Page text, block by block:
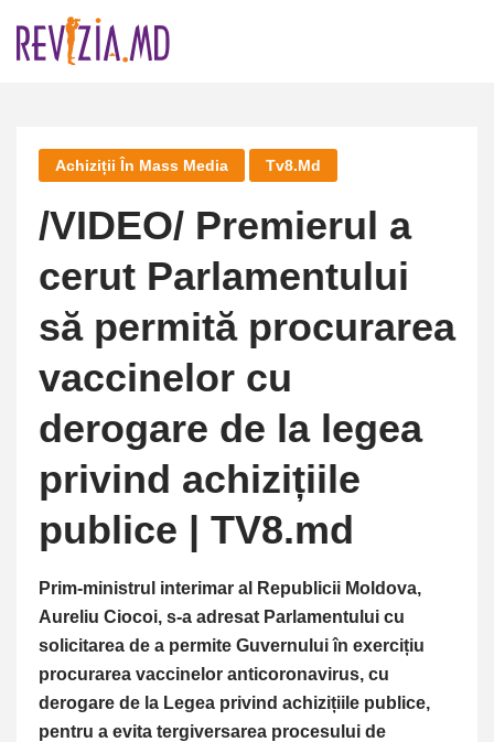
Achiziții În Mass Media Tv8.md
/VIDEO/ Premierul a
cerut Parlamentului
să permită procurarea
vaccinelor cu
derogare de la legea
privind achizițiile
publice | TV8.md
Prim-ministrul interimar al Republicii Moldova,
Aureliu Ciocoi, s-a adresat Parlamentului cu
solicitarea de a permite Guvernului în exercițiu
procurarea vaccinelor anticoronavirus, cu
derogare de la Legea privind achizițiile publice,
pentru a evita tergiversarea procesului de